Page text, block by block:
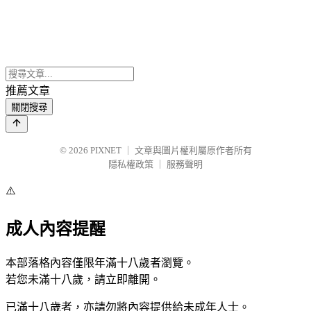
推薦文章
關閉搜尋
© 2026 PIXNET
文章與圖片權利屬原作者所有
隱私權政策
服務聲明
⚠️
成人內容提醒
本部落格內容僅限年滿十八歲者瀏覽。
若您未滿十八歲，請立即離開。
已滿十八歲者，亦請勿將內容提供給未成年人士。